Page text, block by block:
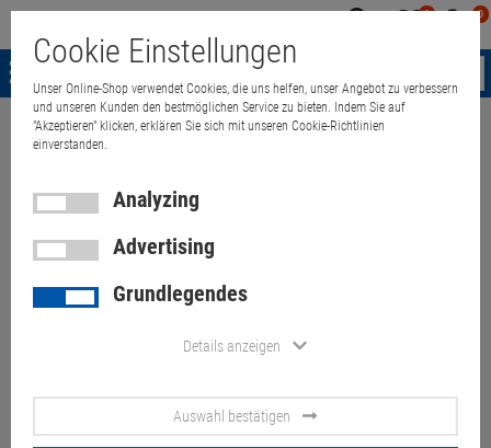
0 0
Menü
Weiter einkaufen
Chicony A15-120P1A 19V
6,32A 120Watt 5,5/2,5mm für
Getac S400 S410
Cookie Einstellungen
Unser Online-Shop verwendet Cookies, die uns helfen, unser Angebot zu verbessern
und unseren Kunden den bestmöglichen Service zu bieten. Indem Sie auf
"Akzeptieren" klicken, erklären Sie sich mit unseren Cookie-Richtlinien
einverstanden.
Analyzing
Advertising
Grundlegendes
Details anzeigen
Auswahl bestätigen